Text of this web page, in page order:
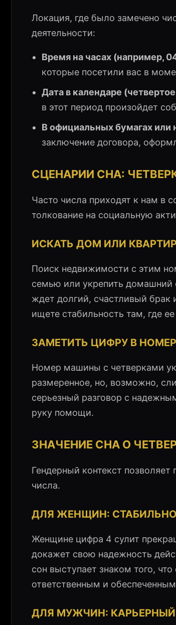
Локация, где было замечено
деятельности:
Время на часах (например,
которые посетили вас в
Дата в календаре
в этот период произойдет
В официальных бумагах или
заключение договора,
СЦЕНАРИИ СНА:
Часто числа приходят к нам в
толкование на социальную
ИСКАТЬ ДОМ ИЛИ
Поиск недвижимости с этим
семью или укрепить домашний
ждет долгий, счастливый
ищете стабильность там, где
ЗАМЕТИТЬ ЦИФРУ В
Номер машины с четверками
размеренное, но, возможно,
серьезный разговор с
руку помощи.
ЗНАЧЕНИЕ СНА О
Гендерный контекст позволяет
числа.
ДЛЯ ЖЕНЩИН:
Женщине цифра 4 сулит
докажет свою надежность
сон выступает знаком того,
ответственным и
ДЛЯ МУЖЧИН: